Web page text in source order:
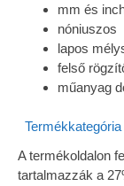
mm és
nóniuszos
lapos
felső
műanyag
Termékkategória
A termékoldalon
tartalmazzák a